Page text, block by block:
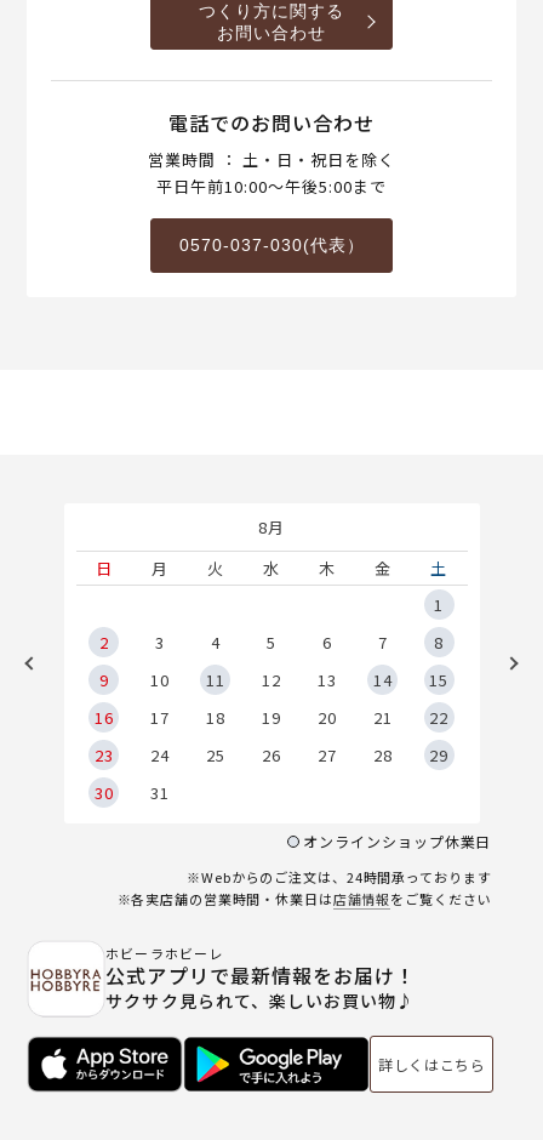
つくり方に関する
お問い合わせ
電話でのお問い合わせ
営業時間 ： 土・日・祝日を除く
平日午前10:00～午後5:00まで
0570-037-030(代表）
8月
日
月 火 水 木 金
土
1
2
3 4 5 6 7
8
9
10 11 12 13 14
15
16
17 18 19 20 21
22
23
24 25 26 27 28
29
30
31
オンラインショップ休業日
※Webからのご注文は、24時間承っております
※各実店舗の営業時間・休業日は店舗情報をご覧ください
ホビーラホビーレ
公式アプリで最新情報をお届け！
サクサク見られて、楽しいお買い物♪
詳しくはこちら